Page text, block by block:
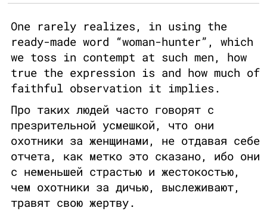
One rarely realizes, in using the
ready-made word “woman-hunter”, which
we toss in contempt at such men, how
true the expression is and how much of
faithful observation it implies.
Про таких людей часто говорят с
презрительной усмешкой, что они
охотники за женщинами, не отдавая себе
отчета, как метко это сказано, ибо они
с неменьшей страстью и жестокостью,
чем охотники за дичью, выслеживают,
травят свою жертву.